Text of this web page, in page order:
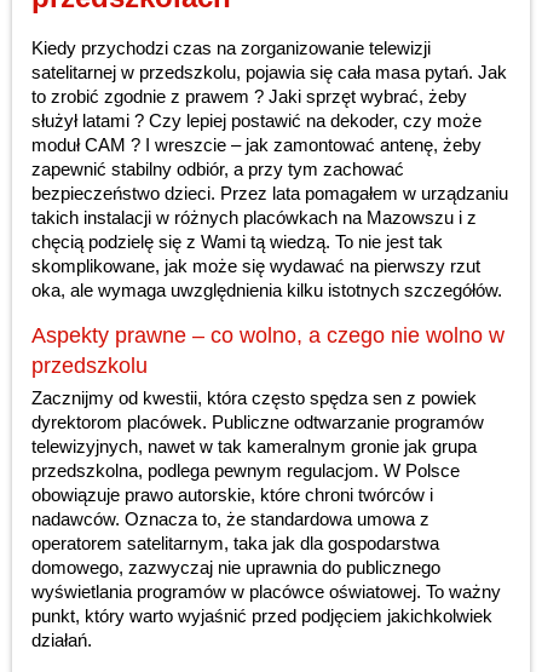
Kiedy przychodzi czas na zorganizowanie telewizji
satelitarnej w przedszkolu, pojawia się cała masa pytań. Jak
to zrobić zgodnie z prawem ? Jaki sprzęt wybrać, żeby
służył latami ? Czy lepiej postawić na dekoder, czy może
moduł CAM ? I wreszcie – jak zamontować antenę, żeby
zapewnić stabilny odbiór, a przy tym zachować
bezpieczeństwo dzieci. Przez lata pomagałem w urządzaniu
takich instalacji w różnych placówkach na Mazowszu i z
chęcią podzielę się z Wami tą wiedzą. To nie jest tak
skomplikowane, jak może się wydawać na pierwszy rzut
oka, ale wymaga uwzględnienia kilku istotnych szczegółów.
Aspekty prawne – co wolno, a czego nie wolno w
przedszkolu
Zacznijmy od kwestii, która często spędza sen z powiek
dyrektorom placówek. Publiczne odtwarzanie programów
telewizyjnych, nawet w tak kameralnym gronie jak grupa
przedszkolna, podlega pewnym regulacjom. W Polsce
obowiązuje prawo autorskie, które chroni twórców i
nadawców. Oznacza to, że standardowa umowa z
operatorem satelitarnym, taka jak dla gospodarstwa
domowego, zazwyczaj nie uprawnia do publicznego
wyświetlania programów w placówce oświatowej. To ważny
punkt, który warto wyjaśnić przed podjęciem jakichkolwiek
działań.